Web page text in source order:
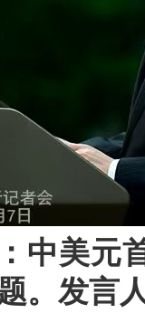
中美元
。发言